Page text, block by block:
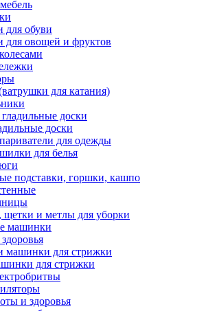
обуви
овощей и фруктов
для катания)
доски
доски
для одежды
для белья
подставки, горшки, кашпо
и метлы для уборки
машинки
машинки для стрижки
для стрижки
и здоровья